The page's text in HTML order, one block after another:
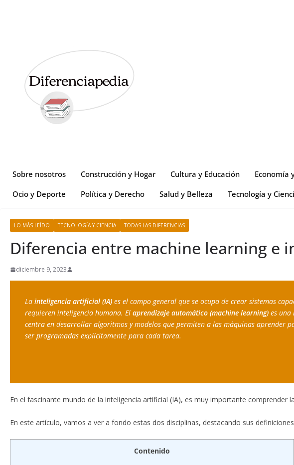
Sobre nosotros Construcción y Hogar Cultura y Educación Economía
Ocio y Deporte
Política y Derecho Salud y Belleza Tecnología y
LO MÁS LEÍDO TECNOLOGÍA Y CIENCIA TODAS LAS DIFERENCIAS
Diferencia entre machine learning e
diciembre 9, 2023
La inteligencia artificial (IA) es el campo general que se ocupa de crear sistemas
requieren inteligencia humana. El aprendizaje automático (machine learning) es una
centra en desarrollar algoritmos y modelos que permiten a las máquinas aprender
ser programadas explícitamente para cada tarea.
En el fascinante mundo de la inteligencia artificial (IA), es muy importante
En este artículo, vamos a ver a fondo estas dos disciplinas, destacando sus
Contenido